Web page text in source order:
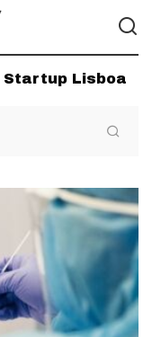
Startup Lisboa